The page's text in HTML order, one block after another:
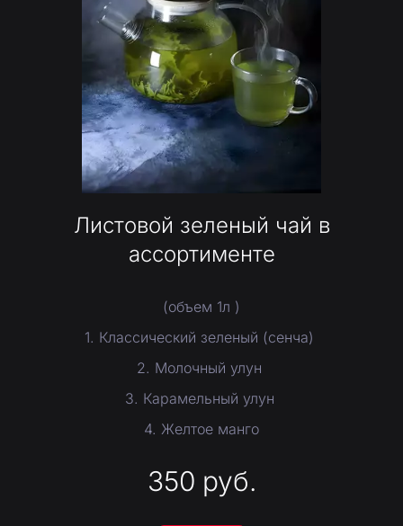
Листовой зеленый чай в
ассортименте
(объем 1л )
1. Классический зеленый (сенча)
2. Молочный улун
3. Карамельный улун
4. Желтое манго
350 руб.